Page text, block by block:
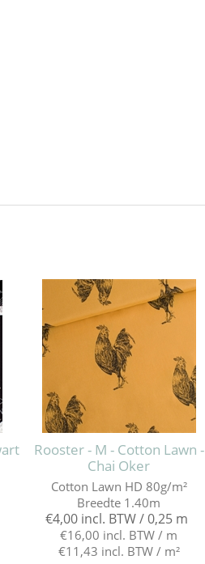
Rooster - M - Cotton Lawn -
Chai Oker
Cotton Lawn HD 80g/m²
Breedte 1.40m
€4,00 incl. BTW / 0,25 m
€16,00 incl. BTW / m
€11,43 incl. BTW / m²